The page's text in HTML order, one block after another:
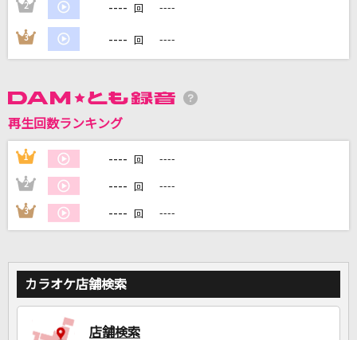
家族や友達と一緒に！練習にも！
2 ---- 回 ----
3 ---- 回 ----
再生回数ランキング
1 ---- 回 ----
2 ---- 回 ----
3 ---- 回 ----
カラオケ店舗検索
店舗検索